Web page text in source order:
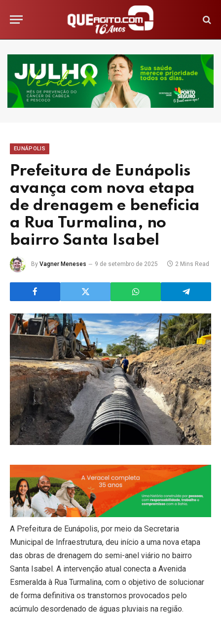
EUNÁPOLIS
Prefeitura de Eunápolis
avança com nova etapa
de drenagem e beneficia
a Rua Turmalina, no
bairro Santa Isabel
By Vagner Meneses 9 de setembro de 2025 2 Mins Read
A Prefeitura de Eunápolis, por meio da Secretaria
Municipal de Infraestrutura, deu início a uma nova etapa
das obras de drenagem do semi-anel viário no bairro
Santa Isabel. A intervenção atual conecta a Avenida
Esmeralda à Rua Turmalina, com o objetivo de solucionar
de forma definitiva os transtornos provocados pelo
acúmulo desordenado de águas pluviais na região.